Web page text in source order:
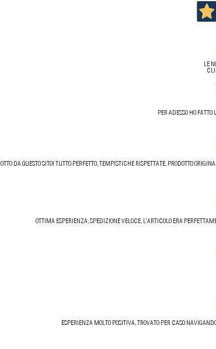
LE
PER ADESSO HO
DA QUESTO SITO! TUTTO PERFETTO, TEMPISTICHE RISPETTATE, PRODOTTO
OTTIMA ESPERIENZA, SPEDIZIONE VELOCE, L’ARTICOLO ERA
ESPERIENZA MOLTO POSITIVA, TROVATO PER CASO